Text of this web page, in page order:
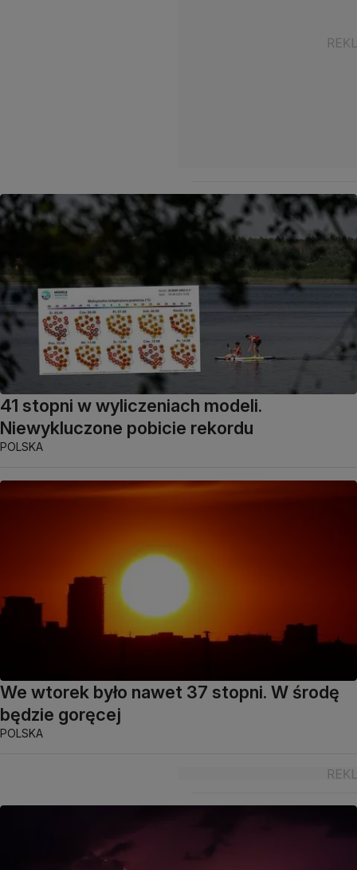
41 stopni w wyliczeniach modeli.
Niewykluczone pobicie rekordu
POLSKA
We wtorek było nawet 37 stopni. W środę
będzie goręcej
POLSKA